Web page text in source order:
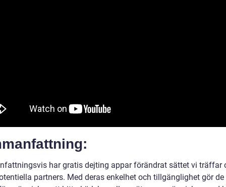
har gratis dejting appar förändrat sättet vi träffar
partners. Med deras enkelhet och tillgänglighet gör de